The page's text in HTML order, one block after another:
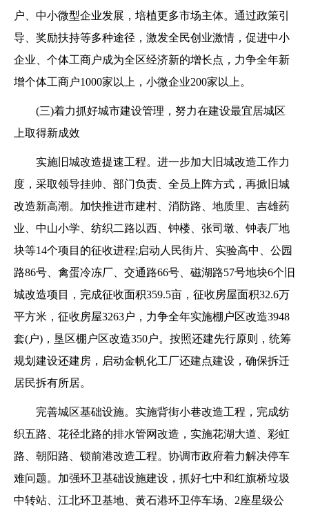
户、中小微型企业发展，培植更多市场主体。通过政策引
导、奖励扶持等多种途径，激发全民创业激情，促进中小
企业、个体工商户成为全区经济新的增长点，力争全年新
增个体工商户1000家以上，小微企业200家以上。
(三)着力抓好城市建设管理，努力在建设最宜居城区
上取得新成效
实施旧城改造提速工程。进一步加大旧城改造工作力
度，采取领导挂帅、部门负责、全员上阵方式，再掀旧城
改造新高潮。加快推进市建村、消防路、地质里、吉雄药
业、中山小学、纺织二路以西、钟楼、张司墩、钟表厂地
块等14个项目的征收进程;启动人民街片、实验高中、公园
路86号、禽蛋冷冻厂、交通路66号、磁湖路57号地块6个旧
城改造项目，完成征收面积359.5亩，征收房屋面积32.6万
平方米，征收房屋3263户，力争全年实施棚户区改造3948
套(户)，垦区棚户区改造350户。按照还建先行原则，统筹
规划建设还建房，启动金帆化工厂还建点建设，确保拆迁
居民拆有所居。
完善城区基础设施。实施背街小巷改造工程，完成纺
织五路、花径北路的排水管网改造，实施花湖大道、彩虹
路、朝阳路、锁前港改造工程。协调市政府着力解决停车
难问题。加强环卫基础设施建设，抓好七中和红旗桥垃圾
中转站、江北环卫基地、黄石港环卫停车场、2座星级公